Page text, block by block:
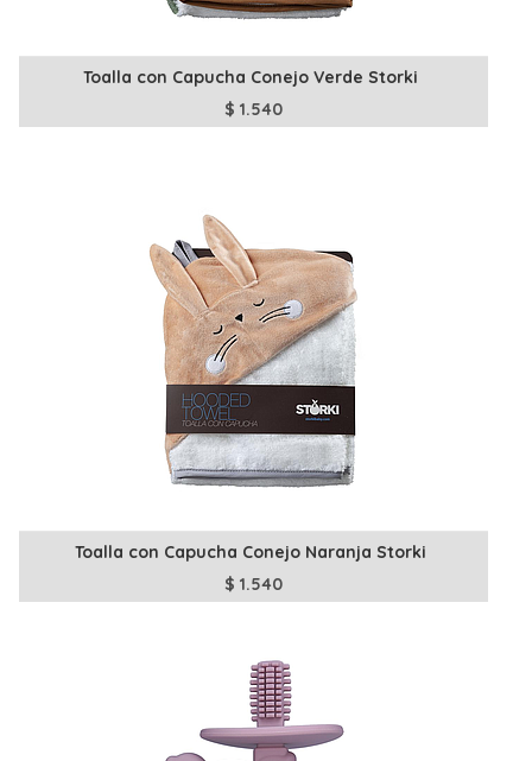
Toalla con Capucha Conejo Verde Storki
$1.540
Toalla con Capucha Conejo Naranja Storki
$1.540